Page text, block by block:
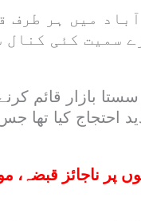
میں ہر طرف
سمیت کئی کنال
بازار قائم
کیا تھا
پر ناجائز